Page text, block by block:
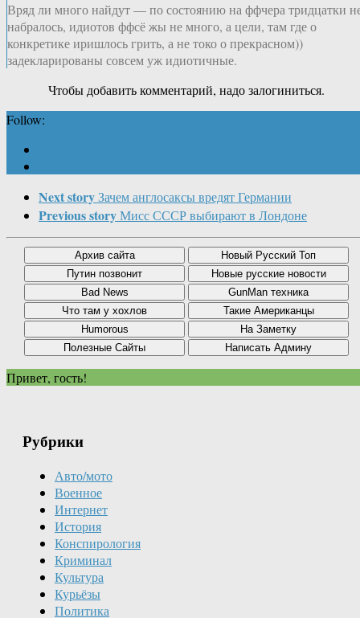
Вряд ли много найдут — по состоянию на ффчера тридцатки
набралось, идиотов ффсё жы не много, а цели, там где о
конкретике иришлось грить, а не токо о прекрасном))
задекларированы совсем уж идиотичные.
Чтобы добавить комментарий, надо залогиниться.
Follow:
Next storyЗачем англосаксы вредят Германии
Previous storyМисс СССР выбирают в Лондоне
Привет, гость!
Рубрики
Авто/мото
Военное
Интернет
История
Конспирология
Криминал
Культура
Курьёзы
Политика